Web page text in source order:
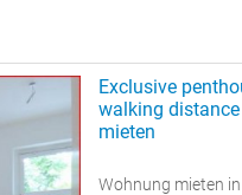
Exclusive
walking
mieten
Wohnung mieten